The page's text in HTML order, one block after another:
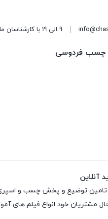
9 الی 19 با کارشناسان ما در 7 روز هفته در تماس باشید.
چسب فردوسی
آنلاین
مشتریان خود انواع فیلم های